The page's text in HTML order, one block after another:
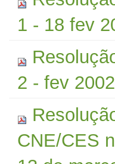
1 - 18 fev
2 - fev 2002
CNE/CES